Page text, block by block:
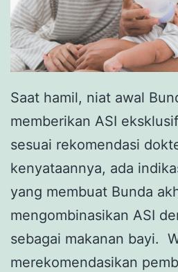
Saat hamil, niat awal
memberikan ASI
sesuai rekomendasi
kenyataannya, ada
yang membuat Bunda
mengombinasikan ASI
sebagai makanan bayi.
merekomendasikan